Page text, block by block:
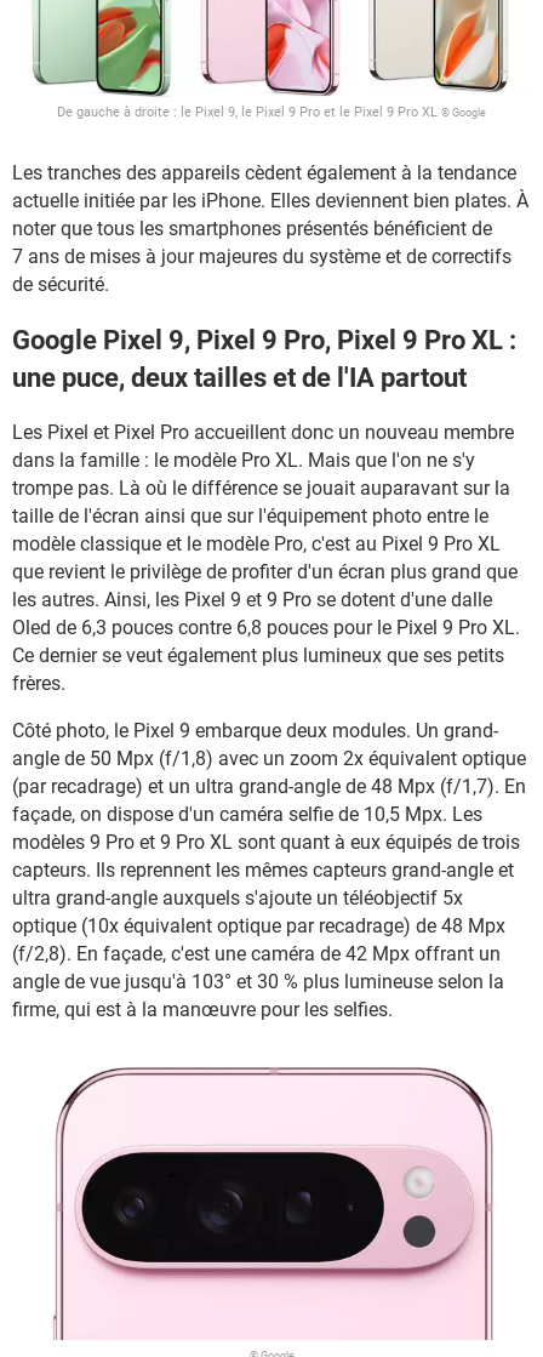
De gauche à droite : le Pixel 9, le Pixel 9 Pro et le Pixel 9 Pro XL © Google
Les tranches des appareils cèdent également à la tendance
actuelle initiée par les iPhone. Elles deviennent bien plates. À
noter que tous les smartphones présentés bénéficient de
7 ans de mises à jour majeures du système et de correctifs
de sécurité.
Google Pixel 9, Pixel 9 Pro, Pixel 9 Pro XL :
une puce, deux tailles et de l'IA partout
Les Pixel et Pixel Pro accueillent donc un nouveau membre
dans la famille : le modèle Pro XL. Mais que l'on ne s'y
trompe pas. Là où le différence se jouait auparavant sur la
taille de l'écran ainsi que sur l'équipement photo entre le
modèle classique et le modèle Pro, c'est au Pixel 9 Pro XL
que revient le privilège de profiter d'un écran plus grand que
les autres. Ainsi, les Pixel 9 et 9 Pro se dotent d'une dalle
Oled de 6,3 pouces contre 6,8 pouces pour le Pixel 9 Pro XL.
Ce dernier se veut également plus lumineux que ses petits
frères.
Côté photo, le Pixel 9 embarque deux modules. Un grand-
angle de 50 Mpx (f/1,8) avec un zoom 2x équivalent optique
(par recadrage) et un ultra grand-angle de 48 Mpx (f/1,7). En
façade, on dispose d'un caméra selfie de 10,5 Mpx. Les
modèles 9 Pro et 9 Pro XL sont quant à eux équipés de trois
capteurs. Ils reprennent les mêmes capteurs grand-angle et
ultra grand-angle auxquels s'ajoute un téléobjectif 5x
optique (10x équivalent optique par recadrage) de 48 Mpx
(f/2,8). En façade, c'est une caméra de 42 Mpx offrant un
angle de vue jusqu'à 103° et 30 % plus lumineuse selon la
firme, qui est à la manœuvre pour les selfies.